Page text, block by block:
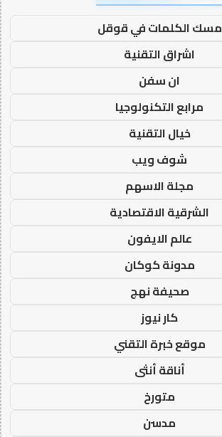
مسك الكلمات في قوقل
اشراق التقنية
ان سفن
مرابع التكنولوجيا
خيال التقنية
شوف ويب
مجلة الاسهم
الشرقية الاقتصادية
عالم الايفون
مدونة كوكان
صحيفة نهج
كار نيوز
موقع خبرة التقني
أناقة أنثى
متورخ
مدسن